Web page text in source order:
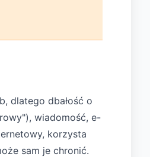
dlatego dbałość o
wiadomość, e-
korzysta
sam je chronić.